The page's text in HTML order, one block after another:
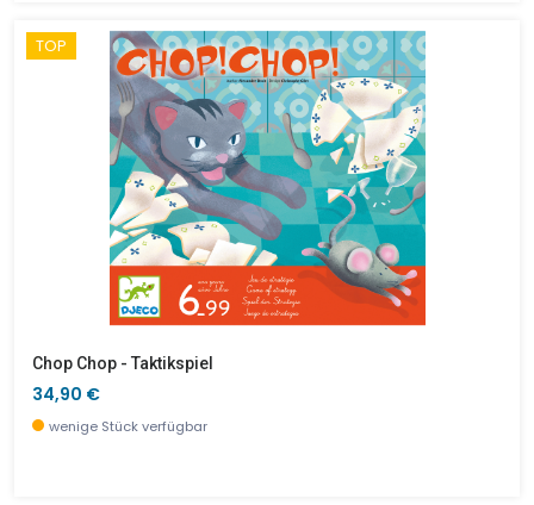
TOP
Chop Chop - Taktikspiel
34,90 €
wenige Stück verfügbar